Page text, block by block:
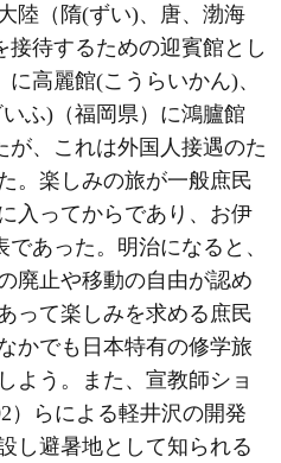
陸（隋(ずい)、唐、渤海
待するための迎賓館とし
高麗館(こうらいかん)、
ふ)（福岡県）に鴻臚館
、これは外国人接遇のた
。楽しみの旅が一般庶民
入ってからであり、お伊
あった。明治になると、
廃止や移動の自由が認め
って楽しみを求める庶民
かでも日本特有の修学旅
よう。また、宣教師ショ
）らによる軽井沢の開発
し避暑地として知られる